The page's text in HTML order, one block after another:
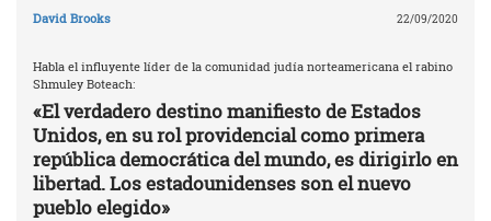
David Brooks 22/09/2020
Habla el influyente líder de la comunidad judía norteamericana el rabino
Shmuley Boteach:
«El verdadero destino manifiesto de Estados
Unidos, en su rol providencial como primera
república democrática del mundo, es dirigirlo en
libertad. Los estadounidenses son el nuevo
pueblo elegido»